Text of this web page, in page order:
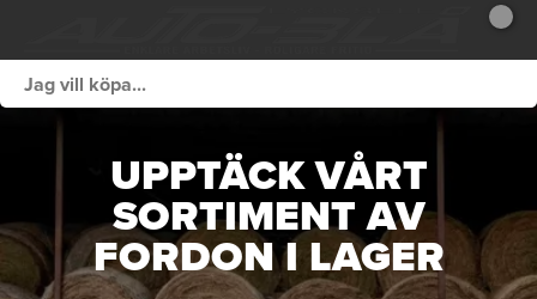
UPPTÄCK VÅRT
SORTIMENT AV
FORDON I LAGER